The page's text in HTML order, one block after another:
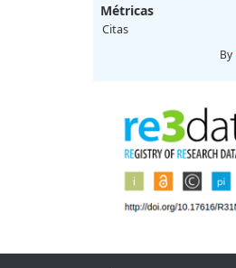
Métricas
Citas
By